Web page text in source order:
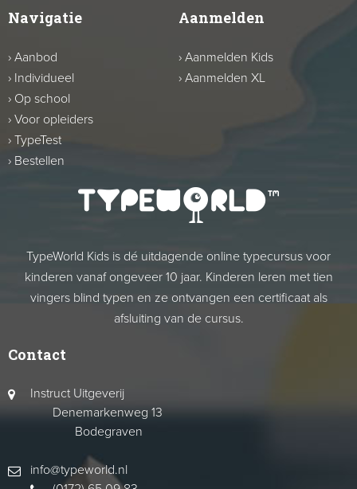
Navigatie
› Aanbod
› Individueel
› Op school
› Voor opleiders
› TypeTest
› Bestellen
Aanmelden
› Aanmelden Kids
› Aanmelden XL
TypeWorld Kids is dé uitdagende online typecursus voor
kinderen vanaf ongeveer 10 jaar. Kinderen leren met tien
vingers blind typen en ze ontvangen een certificaat als
afsluiting van de cursus.
Contact
Instruct Uitgeverij
Denemarkenweg 13
Bodegraven
info@typeworld.nl